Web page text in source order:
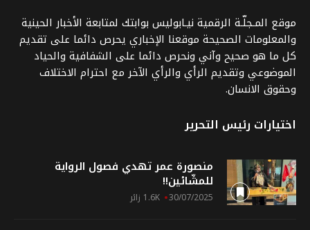
موقع المـجلّـة الرقمية نيـابوليس بوابتك لمتابعة الأخبار الحينية
والمعلومات الصحيحة موقعنا الإخباري يحرص دائما على تقديم
كل ما هو صحيح وآني ونحرص دائما على الشفافية والحياد
الموضوعي وتقديم الرأي والرأي الآخر مع احترام الاختلاف
وحقوق الانسان.
اختيارات رئيس التحرير
منصورة عمر تهدي فصول الرواية
للمشّائين!!
30/07/2025 1.6K زائر